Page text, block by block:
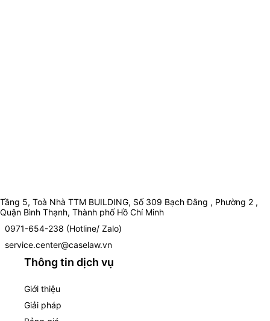
Tầng 5, Toà Nhà TTM BUILDING, Số 309 Bạch Đằng , Phường 2 ,
Quận Bình Thạnh, Thành phố Hồ Chí Minh
0971-654-238 (Hotline/ Zalo)
service.center@caselaw.vn
Thông tin dịch vụ
Giới thiệu
Giải pháp